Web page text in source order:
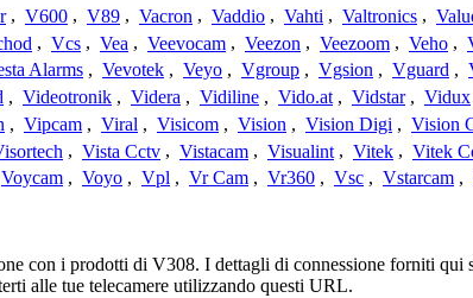
, V600 , V89 , Vacron , Vaddio , Vahti , Valtronics ,
, Vcs , Vea , Veevocam , Veezon , Veezoom , Veho ,
Alarms , Vevotek , Veyo , Vgroup , Vgsion , Vguard ,
, Videotronik , Videra , Vidiline , Vido.at , Vidstar , Vidux
, Vipcam , Viral , Visicom , Vision , Vision Digi , Vision
, Vista Cctv , Vistacam , Visualint , Vitek , Vitek
Voycam , Voyo , Vpl , Vr Cam , Vr360 , Vsc , Vstarcam ,
con i prodotti di V308. I dettagli di connessione forniti
alle tue telecamere utilizzando questi URL.